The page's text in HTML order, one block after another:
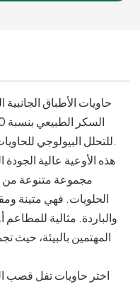
حاويات الأطباق
للتحلل البيولوجي للحاويات البلاستيكية التقليدية أو الستايروفوم.
هذه الأوعية عالية
مجموعة متنوعة من
الحلويات. فهي متينة
والباردة. مثالية
المهتمين بالبيئة، حيث
اختر حاويات تفل قصب